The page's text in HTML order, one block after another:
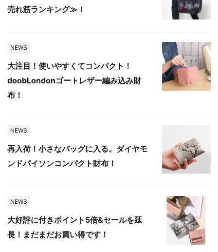
売れ筋ランキング≫！
NEWS
大注目！使いやすくてコンパクト！
doobLondonゴートレザー編み込み財
布！
NEWS
再入荷！小さなバッグに入る。ダイヤモ
ンドパイソンコンパクト財布！
NEWS
大好評に付きポイント5倍&セールを延
長！まだまだお買い得です！